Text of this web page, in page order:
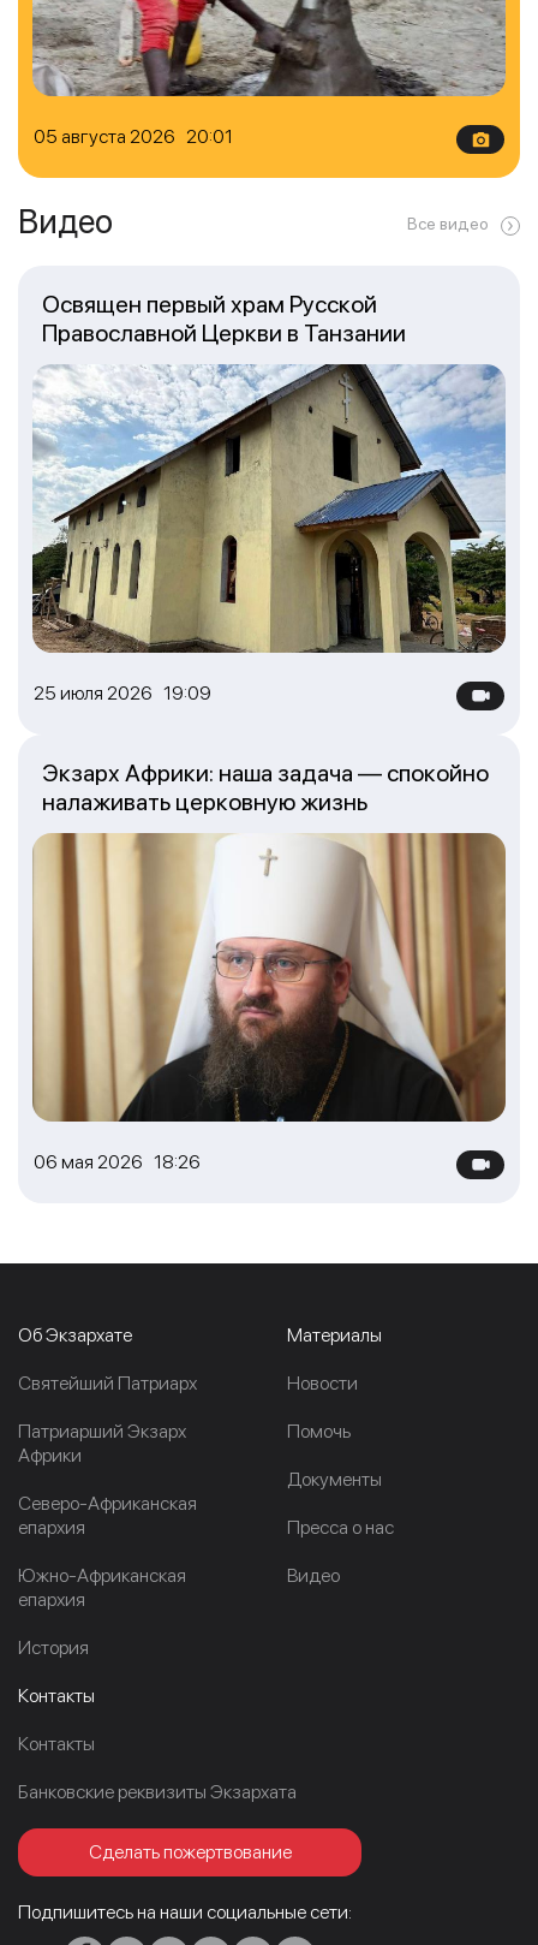
05 августа 2026 20:01
Видео Все видео
25 июля 2026 19:09
Освящен первый храм Русской
Православной Церкви в Танзании
06 мая 2026 18:26
Экзарх Африки: наша задача — спокойно
налаживать церковную жизнь
Об Экзархате
Cвятейший Патриарх
Патриарший Экзарх
Африки
Северо-Африканская
епархия
Южно-Африканская
епархия
История
Материалы
Новости
Помочь
Документы
Пресса о нас
Видео
Контакты
Контакты
Банковские реквизиты Экзархата
Сделать пожертвование
Подпишитесь на наши социальные сети: